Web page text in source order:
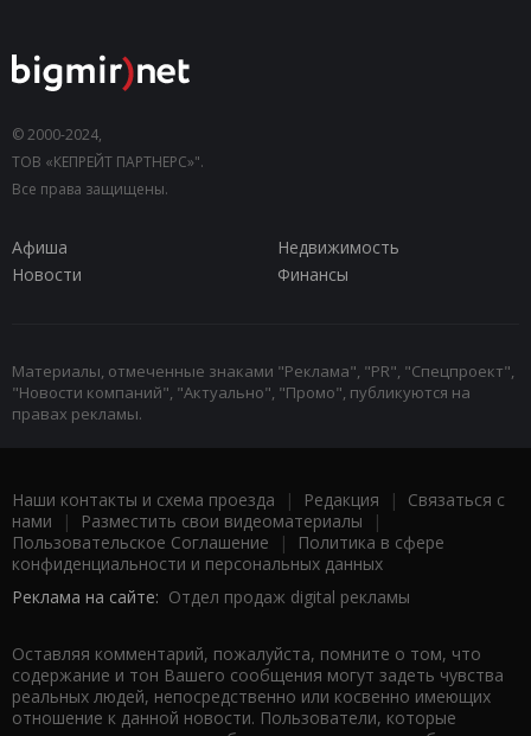
© 2000-2024,
ТОВ «КЕПРЕЙТ ПАРТНЕРС»".
Все права защищены.
Афиша
Недвижимость
Новости
Финансы
Материалы, отмеченные знаками "Реклама", "PR", "Спецпроект",
"Новости компаний", "Актуально", "Промо", публикуются на
правах рекламы.
Наши контакты и схема проезда | Редакция | Связаться с
нами | Разместить свои видеоматериалы |
Пользовательское Соглашение |
Политика в сфере
конфиденциальности и персональных данных
Реклама на сайте: Отдел продаж digital рекламы
Оставляя комментарий, пожалуйста, помните о том, что
содержание и тон Вашего сообщения могут задеть чувства
реальных людей, непосредственно или косвенно имеющих
отношение к данной новости. Пользователи, которые